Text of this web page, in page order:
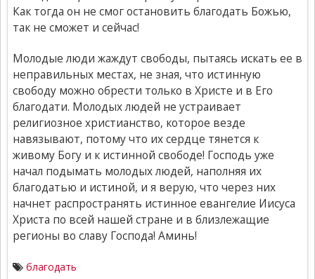
Как тогда он не смог остановить благодать Божью,
так не сможет и сейчас!
Молодые люди жаждут свободы, пытаясь искать ее в
неправильных местах, не зная, что истинную
свободу можно обрести только в Христе и в Его
благодати. Молодых людей не устраивает
религиозное христианство, которое везде
навязывают, потому что их сердце тянется к
живому Богу и к истинной свободе! Господь уже
начал подымать молодых людей, наполняя их
благодатью и истиной, и я верую, что через них
начнет распространять истинное евангелие Иисуса
Христа по всей нашей стране и в близлежащие
регионы во славу Господа! Аминь!
благодать